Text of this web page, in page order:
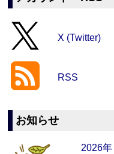
X (Twitter)
RSS
お知らせ
2026